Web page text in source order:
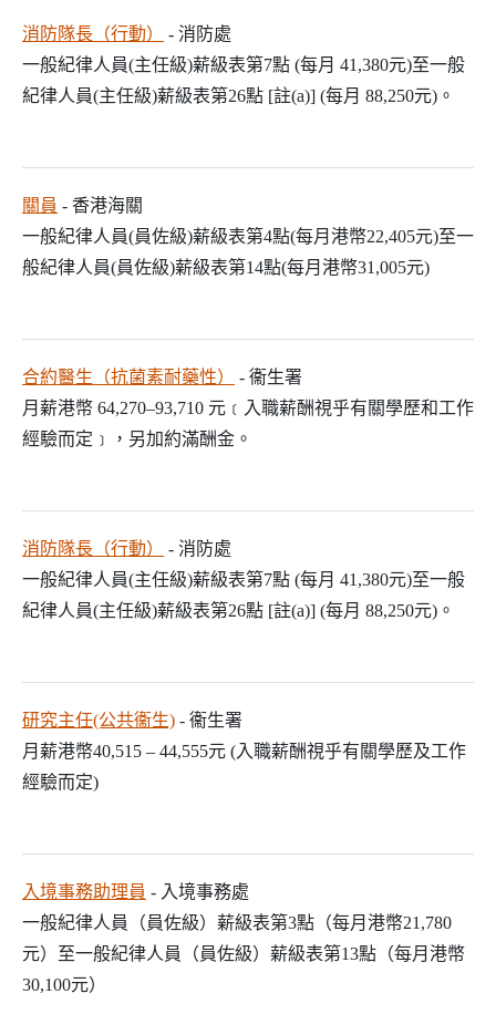
消防隊長（行動）
- 消防處
一般紀律人員(主任級)薪級表第7點 (每月 41,380元)至一般
紀律人員(主任級)薪級表第26點 [註(a)] (每月 88,250元)。
關員 - 香港海關
一般紀律人員(員佐級)薪級表第4點(每月港幣22,405元)至一
般紀律人員(員佐級)薪級表第14點(每月港幣31,005元)
合約醫生（抗菌素耐藥性）
- 衞生署
月薪港幣 64,270–93,710 元﹝入職薪酬視乎有關學歷和工作
經驗而定﹞，另加約滿酬金。
消防隊長（行動）
- 消防處
一般紀律人員(主任級)薪級表第7點 (每月 41,380元)至一般
紀律人員(主任級)薪級表第26點 [註(a)] (每月 88,250元)。
研究主任(公共衞生) - 衞生署
月薪港幣40,515 – 44,555元 (入職薪酬視乎有關學歷及工作
經驗而定)
入境事務助理員 - 入境事務處
一般紀律人員（員佐級）薪級表第3點（每月港幣21,780
元）至一般紀律人員（員佐級）薪級表第13點（每月港幣
30,100元）